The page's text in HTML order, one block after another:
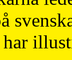
har